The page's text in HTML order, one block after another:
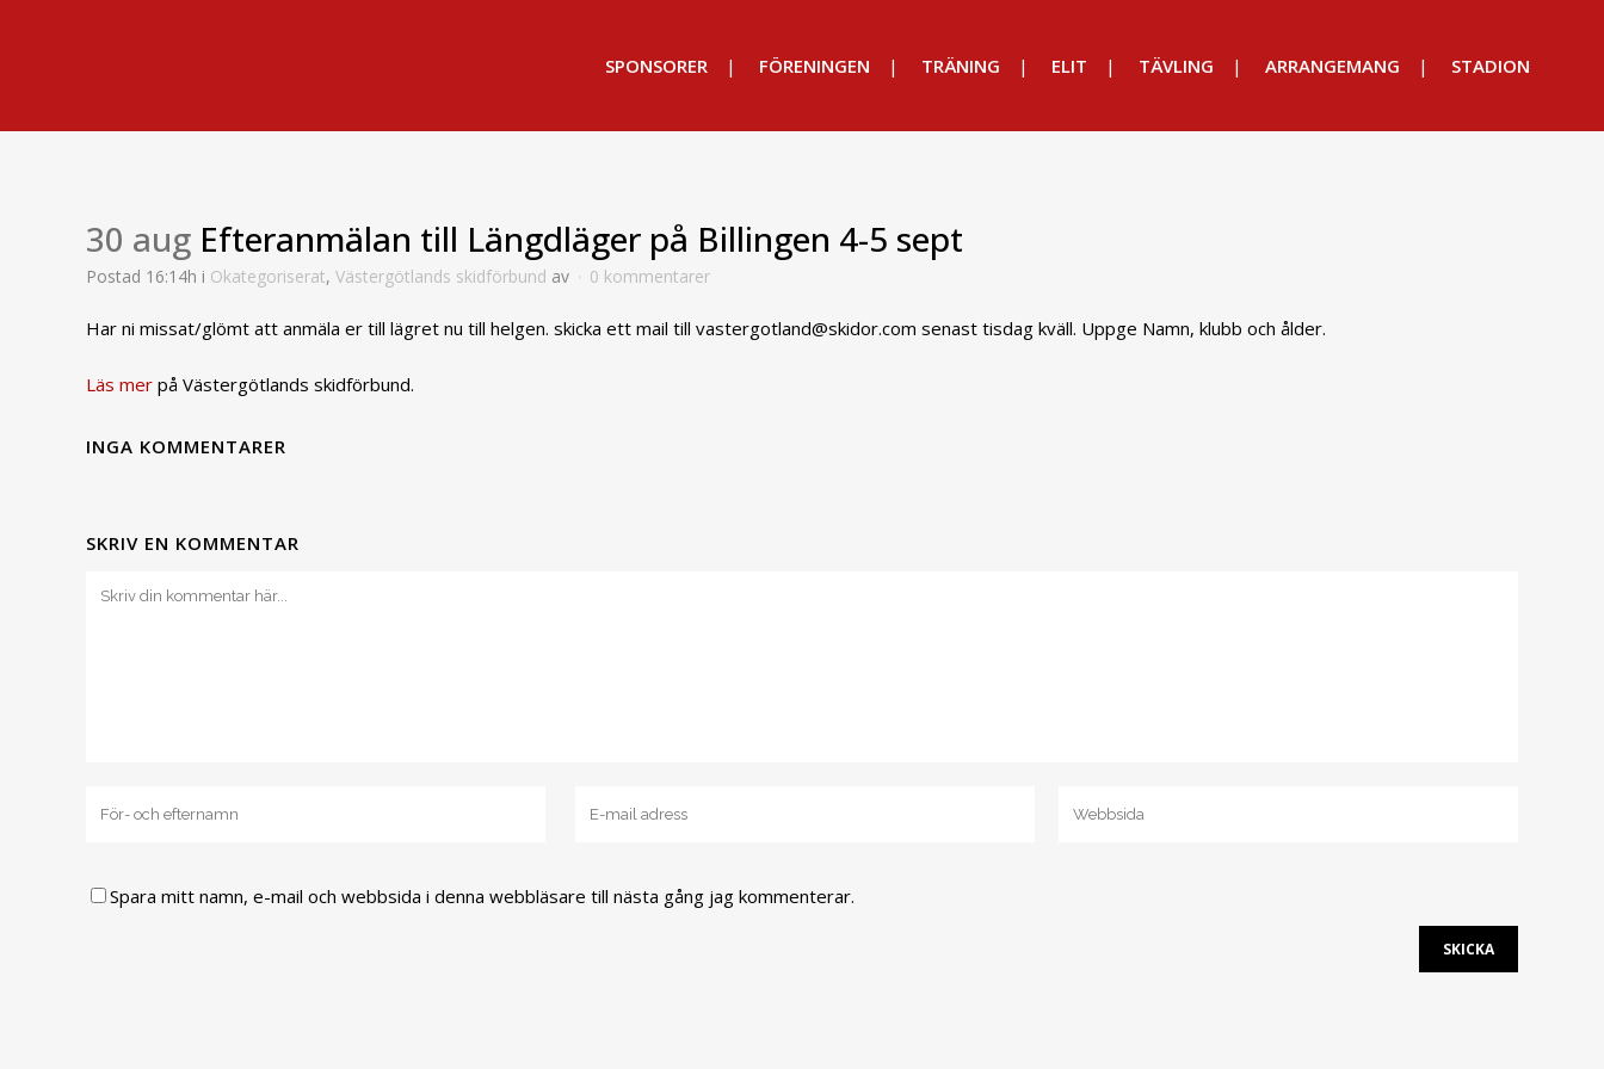
SPONSORER FÖRENINGEN TRÄNING ELIT TÄVLING ARRANGEMANG STADION
30 aug Efteranmälan till Längdläger på Billingen 4-5 sept
Postad 16:14h i Okategoriserat, Västergötlands skidförbund av 0 kommentarer
Har ni missat/glömt att anmäla er till lägret nu till helgen. skicka ett mail till vastergotland@skidor.com senast tisdag kväll. Uppge Namn, klubb och ålder.
Läs mer på Västergötlands skidförbund.
INGA KOMMENTARER
SKRIV EN KOMMENTAR
Spara mitt namn, e-mail och webbsida i denna webbläsare till nästa gång jag kommenterar.